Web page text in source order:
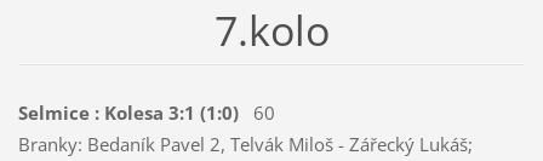
7.kolo
Selmice : Kolesa 3:1 (1:0)
60
Branky: Bedaník Pavel 2, Telvák Miloš - Zářecký Lukáš;